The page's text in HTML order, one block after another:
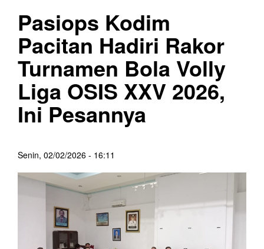
Pasiops Kodim
Pacitan Hadiri Rakor
Turnamen Bola Volly
Liga OSIS XXV 2026,
Ini Pesannya
Senin, 02/02/2026 - 16:11